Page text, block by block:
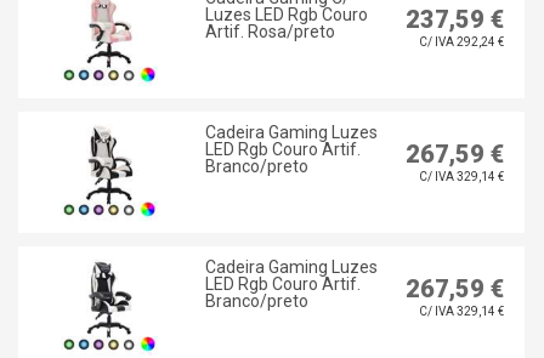
Luzes LED Rgb Couro
Artif. Rosa/preto
237,59 €
C/ IVA 292,24 €
Cadeira Gaming Luzes
LED Rgb Couro Artif.
Branco/preto
267,59 €
C/ IVA 329,14 €
Cadeira Gaming Luzes
LED Rgb Couro Artif.
Branco/preto
267,59 €
C/ IVA 329,14 €